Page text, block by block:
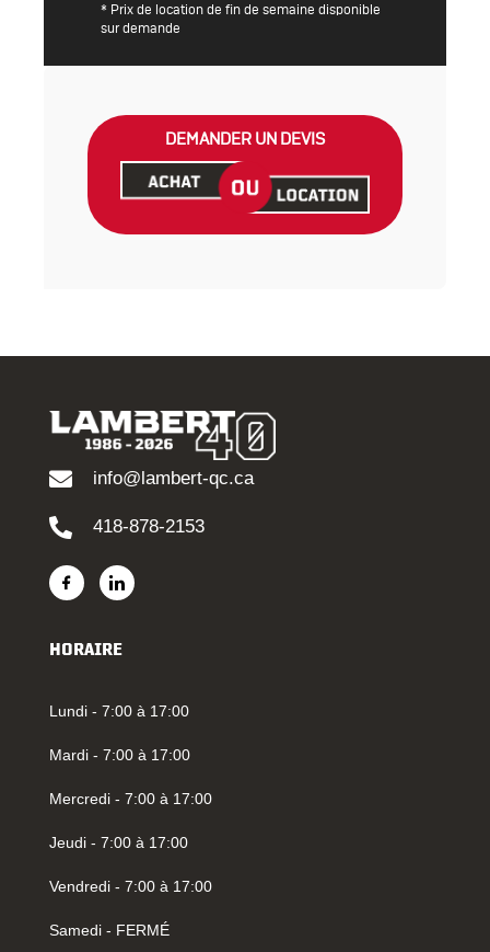
* Prix de location de fin de semaine disponible
sur demande
DEMANDER UN DEVIS
info@lambert-qc.ca
418-878-2153
HORAIRE
Lundi - 7:00 à 17:00
Mardi - 7:00 à 17:00
Mercredi - 7:00 à 17:00
Jeudi - 7:00 à 17:00
Vendredi - 7:00 à 17:00
Samedi - FERMÉ